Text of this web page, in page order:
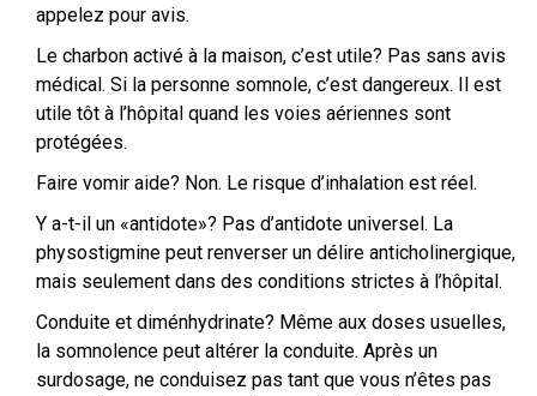
appelez pour avis.
Le charbon activé à la maison, c’est utile? Pas sans avis
médical. Si la personne somnole, c’est dangereux. Il est
utile tôt à l’hôpital quand les voies aériennes sont
protégées.
Faire vomir aide? Non. Le risque d’inhalation est réel.
Y a-t-il un «antidote»? Pas d’antidote universel. La
physostigmine peut renverser un délire anticholinergique,
mais seulement dans des conditions strictes à l’hôpital.
Conduite et diménhydrinate? Même aux doses usuelles,
la somnolence peut altérer la conduite. Après un
surdosage, ne conduisez pas tant que vous n’êtes pas